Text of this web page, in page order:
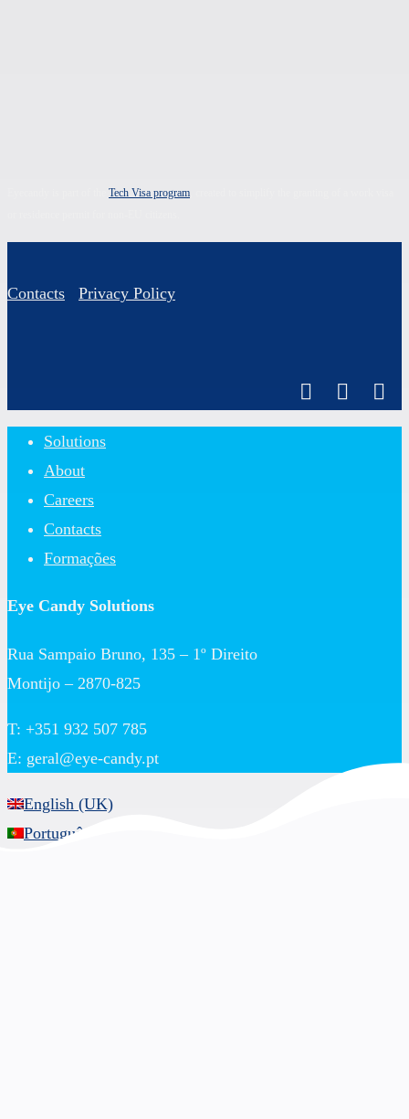
Tech Visa program
Contacts Privacy Policy
Close
Menu
Solutions
About
Careers
Contacts
Formações
Eye Candy Solutions
Rua Sampaio Bruno, 135 – 1º Direito
Montijo – 2870-825
T: +351 932 507 785
E: geral@eye-candy.pt
English (UK)
Português